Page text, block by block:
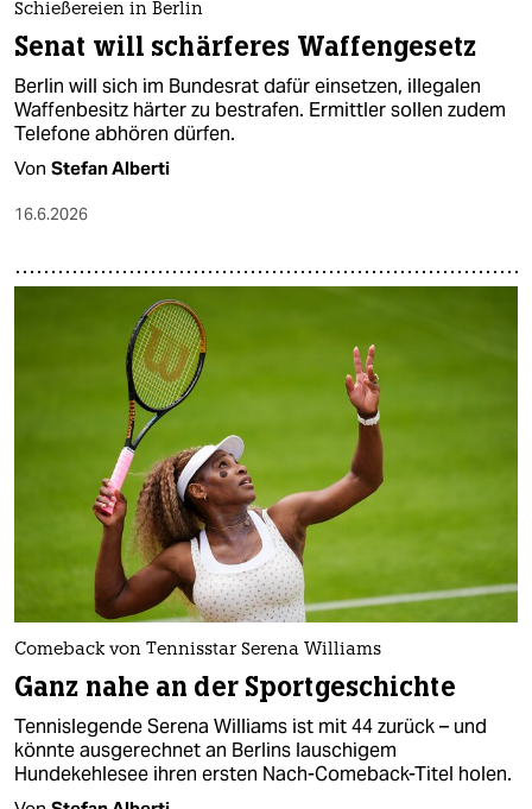
Schießereien in Berlin
Senat will schärferes Waffengesetz
Berlin will sich im Bundesrat dafür einsetzen, illegalen
Waffenbesitz härter zu bestrafen. Ermittler sollen zudem
Telefone abhören dürfen.
Von Stefan Alberti
16.6.2026
Comeback von Tennisstar Serena Williams
Ganz nahe an der Sportgeschichte
Tennislegende Serena Williams ist mit 44 zurück – und
könnte ausgerechnet an Berlins lauschigem
Hundekehlesee ihren ersten Nach-Comeback-Titel holen.